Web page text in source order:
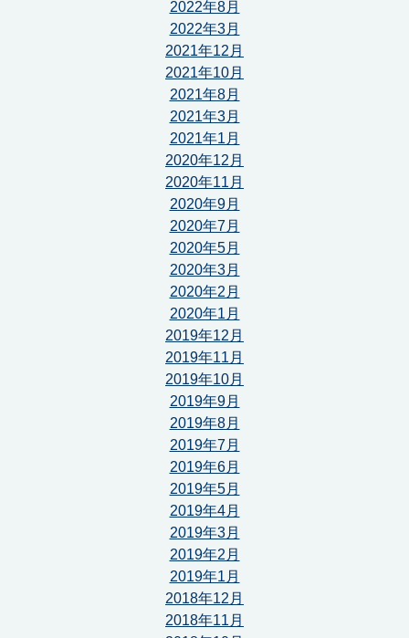
2022年8月
2022年3月
2021年12月
2021年10月
2021年8月
2021年3月
2021年1月
2020年12月
2020年11月
2020年9月
2020年7月
2020年5月
2020年3月
2020年2月
2020年1月
2019年12月
2019年11月
2019年10月
2019年9月
2019年8月
2019年7月
2019年6月
2019年5月
2019年4月
2019年3月
2019年2月
2019年1月
2018年12月
2018年11月